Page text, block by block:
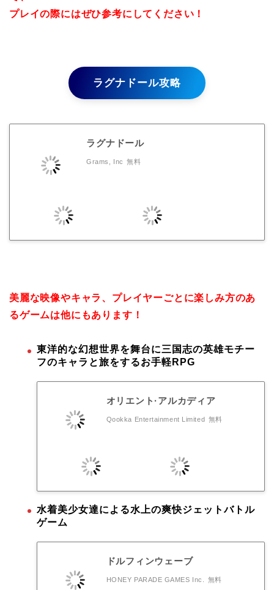
プレイの際にはぜひ参考にしてください！
ラグナドール攻略
ラグナドール
Grams, Inc 無料
美麗な映像やキャラ、プレイヤーごとに楽しみ方のあ
るゲームは他にもあります！
東洋的な幻想世界を舞台に三国志の英雄モチー
フのキャラと旅をするお手軽RPG
オリエント·アルカディア
Qookka Entertainment Limited 無料
水着美少女達による水上の爽快ジェットバトル
ゲーム
ドルフィンウェーブ
HONEY PARADE GAMES Inc. 無料